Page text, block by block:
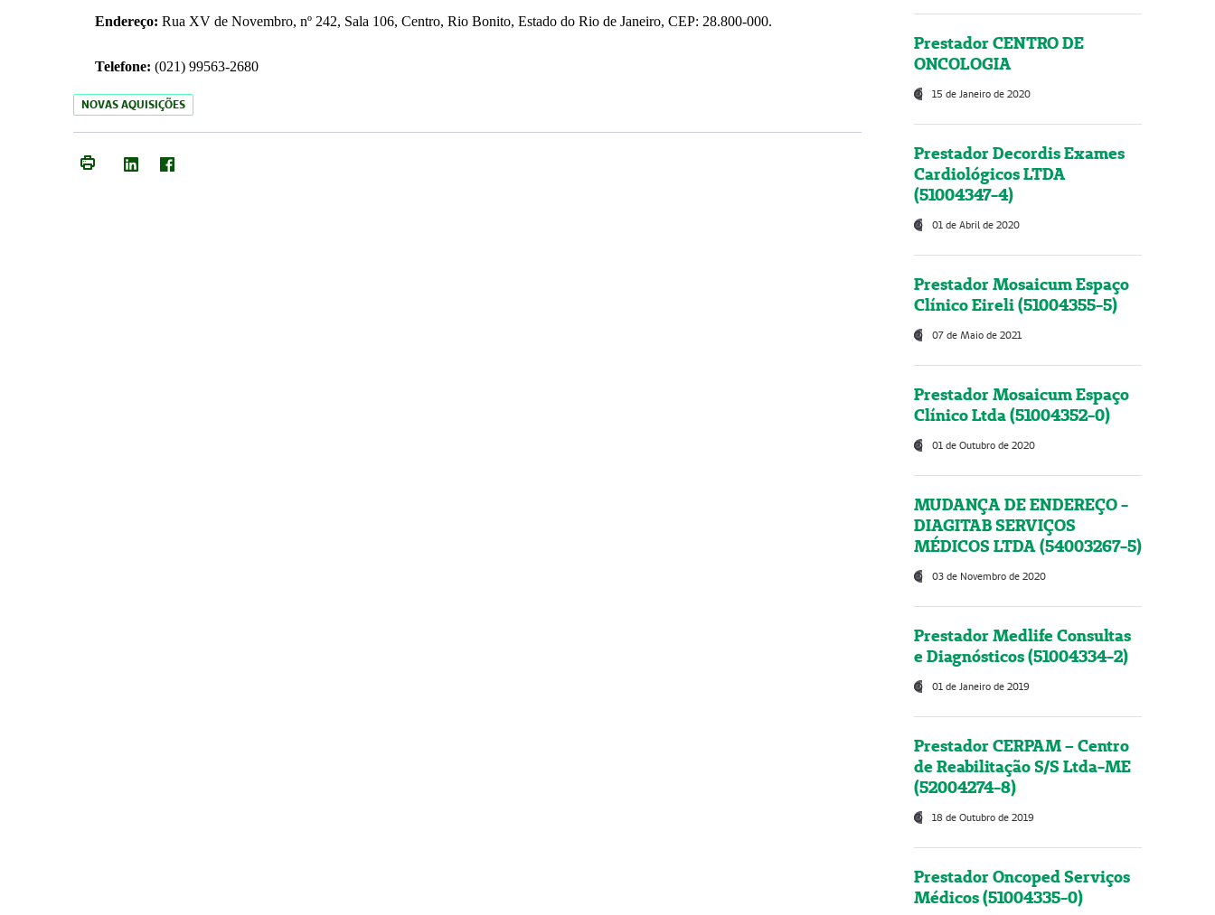
Endereço: Rua XV de Novembro, nº 242, Sala 106, Centro, Rio Bonito, Estado do Rio de Janeiro, CEP: 28.800-000.
Telefone: (021) 99563-2680
NOVAS AQUISIÇÕES
Prestador CENTRO DE
ONCOLOGIA
15 de Janeiro de 2020
Prestador Decordis Exames
Cardiológicos LTDA
(51004347-4)
01 de Abril de 2020
Prestador Mosaicum Espaço
Clínico Eireli (51004355-5)
07 de Maio de 2021
Prestador Mosaicum Espaço
Clínico Ltda (51004352-0)
01 de Outubro de 2020
MUDANÇA DE ENDEREÇO -
DIAGITAB SERVIÇOS
MÉDICOS LTDA (54003267-5)
03 de Novembro de 2020
Prestador Medlife Consultas
e Diagnósticos (51004334-2)
01 de Janeiro de 2019
Prestador CERPAM – Centro
de Reabilitação S/S Ltda-ME
(52004274-8)
18 de Outubro de 2019
Prestador Oncoped Serviços
Médicos (51004335-0)